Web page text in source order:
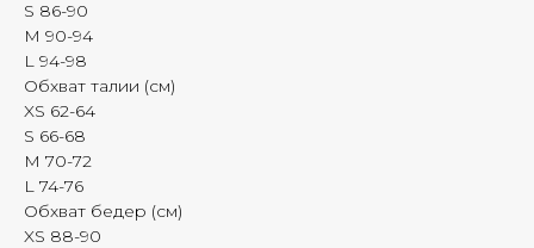
S 86-90
M 90-94
L 94-98
Обхват талии (см)
XS 62-64
S 66-68
M 70-72
L 74-76
Обхват бедер (см)
XS 88-90